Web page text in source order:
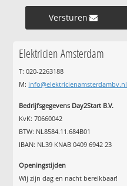
Versturen »
Elektricien Amsterdam
T: 020-2263188
M: info@elektricienamsterdambv.nl
Bedrijfsgegevens Day2Start B.V.
KvK: 70660042
BTW: NL8584.11.684B01
IBAN: NL39 KNAB 0409 6942 23
Openingstijden
Wij zijn dag en nacht bereikbaar!